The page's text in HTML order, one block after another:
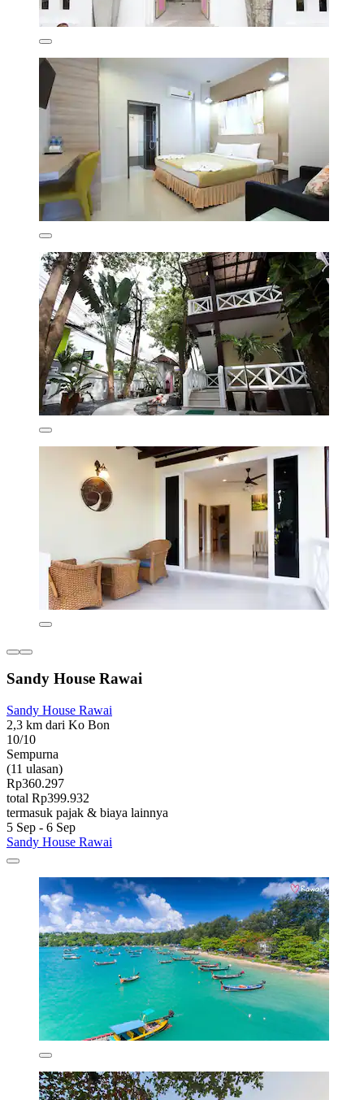
Sandy House Rawai
Sandy House Rawai
2,3 km dari Ko Bon
10/10
Sempurna
(11 ulasan)
Rp360.297
total Rp399.932
termasuk pajak & biaya lainnya
5 Sep - 6 Sep
Sandy House Rawai